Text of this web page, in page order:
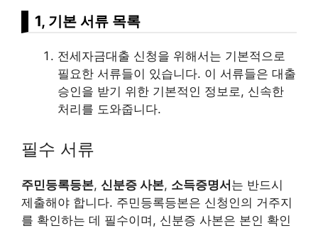
1, 기본 서류 목록
전세자금대출 신청을 위해서는 기본적으로
필요한 서류들이 있습니다. 이 서류들은 대출
승인을 받기 위한 기본적인 정보로, 신속한
처리를 도와줍니다.
필수 서류
주민등록등본, 신분증 사본, 소득증명서는 반드시
제출해야 합니다. 주민등록등본은 신청인의 거주지
를 확인하는 데 필수이며, 신분증 사본은 본인 확인